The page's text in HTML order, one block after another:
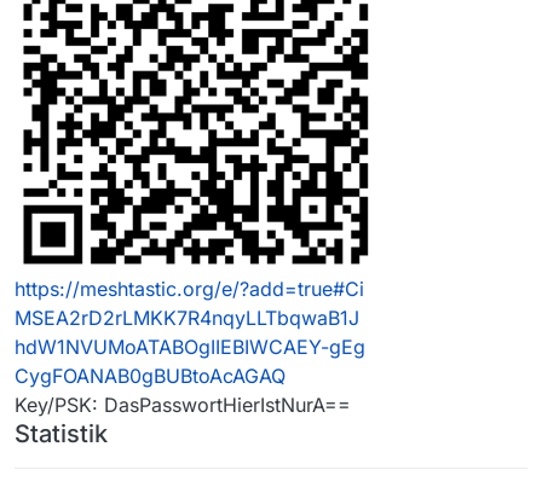
https://meshtastic.org/e/?add=true#Ci
MSEA2rD2rLMKK7R4nqyLLTbqwaB1J
hdW1NVUMoATABOgIIEBIWCAEY-gEg
CygFOANAB0gBUBtoAcAGAQ
Key/PSK: DasPasswortHierIstNurA==
Statistik